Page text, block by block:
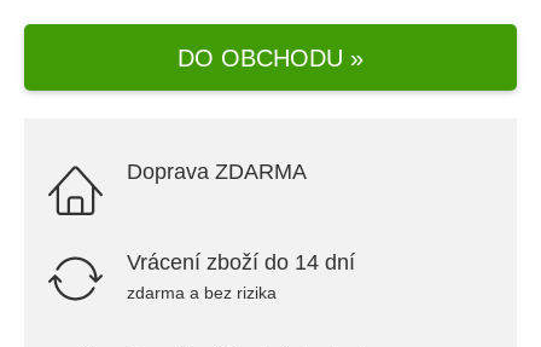
DO OBCHODU »
Doprava ZDARMA
Vrácení zboží do 14 dní
zdarma a bez rizika